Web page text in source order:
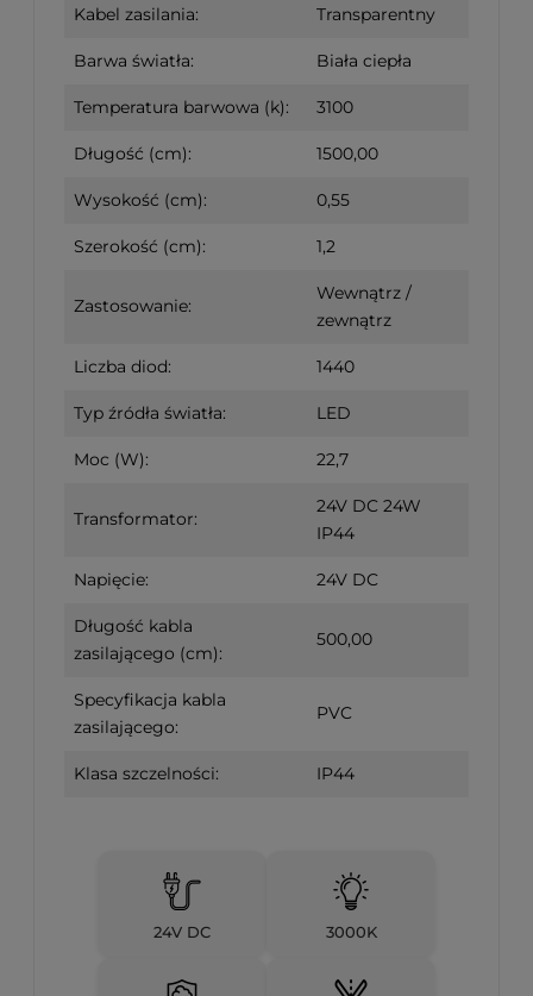
Kabel zasilania: Transparentny
Barwa światła: Biała ciepła
Temperatura barwowa (k): 3100
Długość (cm): 1500,00
Wysokość (cm): 0,55
Szerokość (cm): 1,2
Zastosowanie:
Wewnątrz /
zewnątrz
Liczba diod: 1440
Typ źródła światła: LED
Moc (W): 22,7
Transformator:
24V DC 24W
IP44
Napięcie: 24V DC
Długość kabla
zasilającego (cm):
500,00
Specyfikacja kabla
zasilającego:
PVC
Klasa szczelności: IP44
24V DC 3000K